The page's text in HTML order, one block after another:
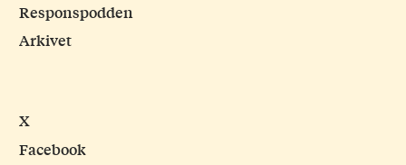
Responspodden
Arkivet
X
Facebook